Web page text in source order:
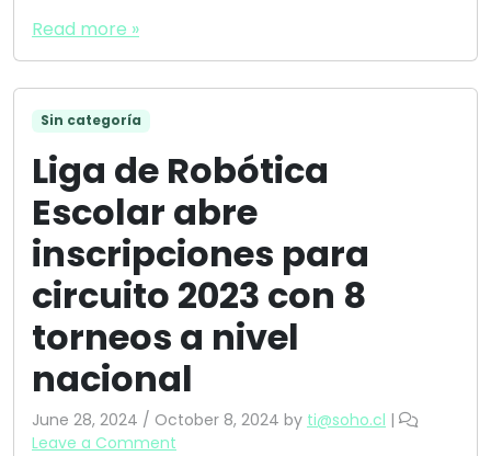
Read more »
Sin categoría
Liga de Robótica
Escolar abre
inscripciones para
circuito 2023 con 8
torneos a nivel
nacional
June 28, 2024 / October 8, 2024 by ti@soho.cl |
Leave a Comment